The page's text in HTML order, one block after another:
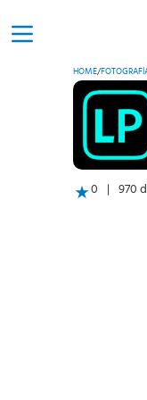
HOME/
0 970